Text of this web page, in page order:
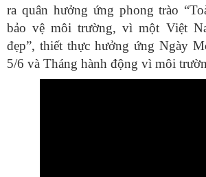
ra quân hưởng ứng phong trào
bảo vệ môi trường, vì một Việt
đẹp”, thiết thực hưởng ứng Ngày
5/6 và Tháng hành động vì môi